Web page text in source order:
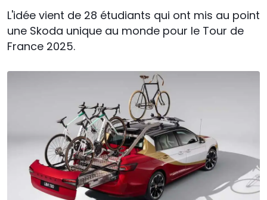
L'idée vient de 28 étudiants qui ont mis au point
une Skoda unique au monde pour le Tour de
France 2025.